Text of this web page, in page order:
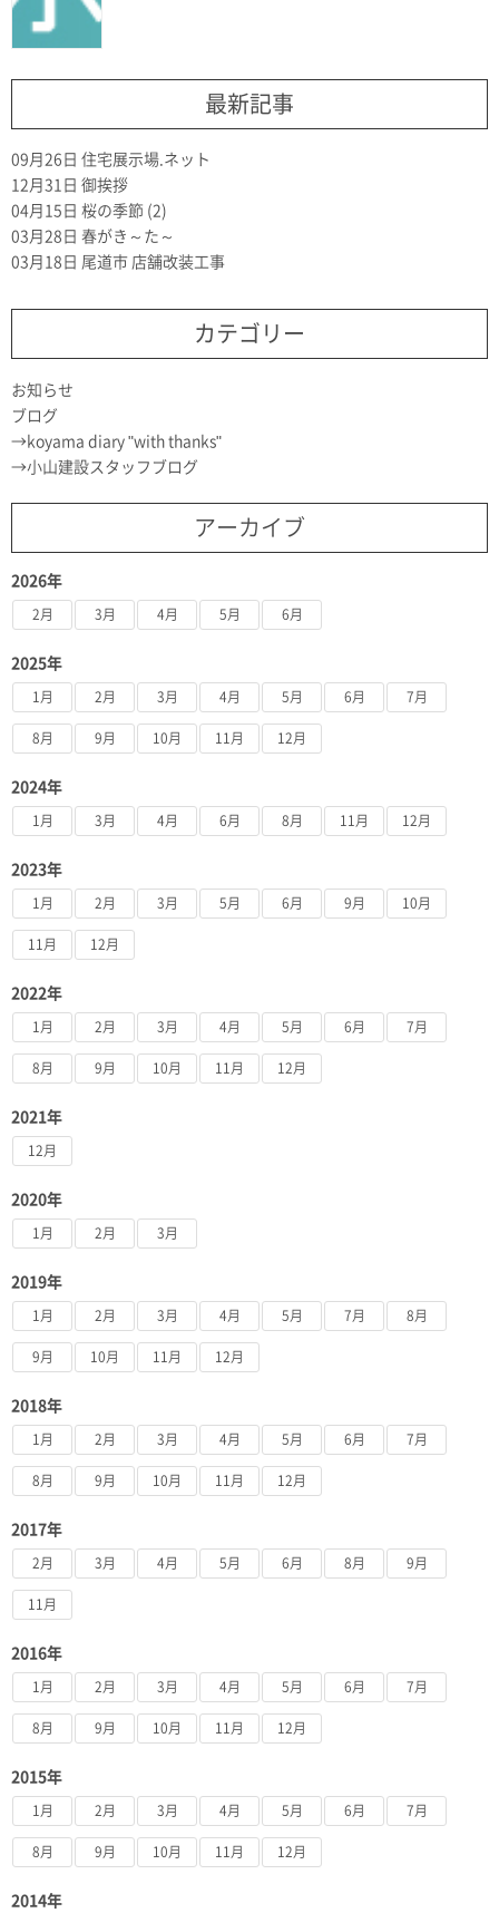
最新記事
09月26日 住宅展示場.ネット
12月31日 御挨拶
04月15日 桜の季節 (2)
03月28日 春がき～た～
03月18日 尾道市 店舗改装工事
カテゴリー
お知らせ
ブログ
koyama diary "with thanks"
小山建設スタッフブログ
アーカイブ
2026年
2月 3月 4月 5月 6月
2025年
1月 2月 3月 4月 5月 6月 7月
8月 9月 10月 11月 12月
2024年
1月 3月 4月 6月 8月 11月 12月
2023年
1月 2月 3月 5月 6月 9月 10月
11月 12月
2022年
1月 2月 3月 4月 5月 6月 7月
8月 9月 10月 11月 12月
2021年
12月
2020年
1月 2月 3月
2019年
1月 2月 3月 4月 5月 7月 8月
9月 10月 11月 12月
2018年
1月 2月 3月 4月 5月 6月 7月
8月 9月 10月 11月 12月
2017年
2月 3月 4月 5月 6月 8月 9月
11月
2016年
1月 2月 3月 4月 5月 6月 7月
8月 9月 10月 11月 12月
2015年
1月 2月 3月 4月 5月 6月 7月
8月 9月 10月 11月 12月
2014年